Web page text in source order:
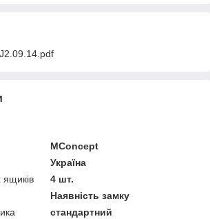
MConcept
Україна
ящиків
4 шт.
Наявність замку
стандартний